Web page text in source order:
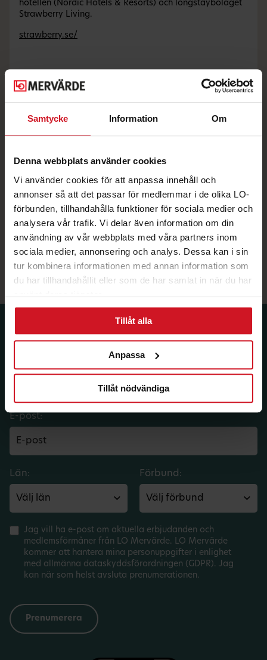
Samtycke Information Om
Denna webbplats använder cookies
Vi använder cookies för att anpassa innehåll och
annonser så att det passar för medlemmar i de olika LO-
förbunden, tillhandahålla funktioner för sociala medier och
analysera vår trafik. Vi delar även information om din
användning av vår webbplats med våra partners inom
sociala medier, annonsering och analys. Dessa kan i sin
tur kombinera informationen med annan information som
du har tillhandahållit eller som de har samlat in när du har
använt deras tjänster.
Tillåt alla
Anpassa
Tillåt nödvändiga
hotellen (Nordic Hotels & Resorts) och longstaybolaget
Strawberry Living.
strawberry.se/
Andra erbjudanden du kanske gillar
Bo på Strawberry med
15% rabatt – alla dagar i
veckan
Prenumerera på dina
Få LO Mervärdes nyhetsbrev varje
månad till din inkorg.
E-post:
Län: Förbund:
Jag vill ha e-post om aktuella erbjudanden och
medlemsförmåner från LO Mervärde. LO Mervärde
kommer att hantera mina personuppgifter i enlighet
med allmänna dataskyddsförordningen (GDPR). Jag
kan när som helst avsluta prenumerationen.